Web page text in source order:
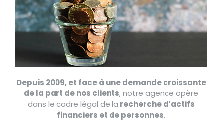
Depuis 2009, et face à une demande croissante
de la part de nos clients, notre agence opère
dans le cadre légal de la recherche d’actifs
financiers et de personnes.